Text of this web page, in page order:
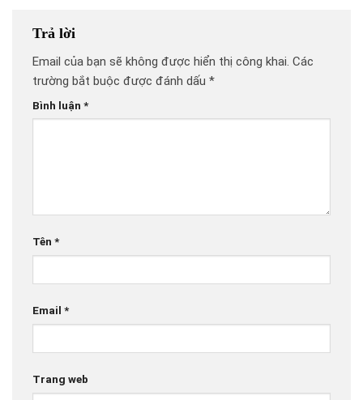
Trả lời
Email của bạn sẽ không được hiển thị công khai. Các
trường bắt buộc được đánh dấu *
Bình luận *
Tên *
Email *
Trang web